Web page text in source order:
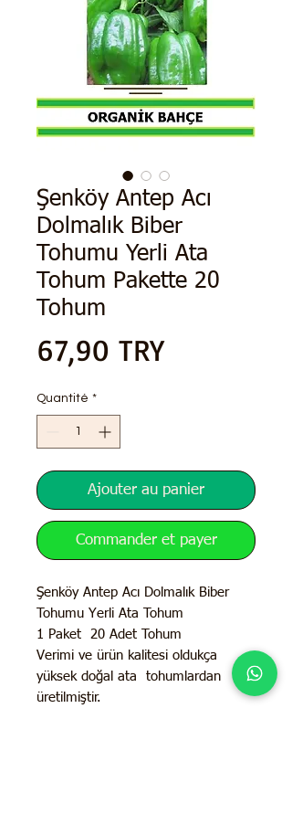
Şenköy Antep Acı
Dolmalık Biber
Tohumu Yerli Ata
Tohum Pakette 20
Tohum
67,90 TRYPrix
Quantité *
Ajouter au panier
Commander et payer
Şenköy Antep Acı Dolmalık Biber
Tohumu Yerli Ata Tohum
1 Paket 20 Adet Tohum
Verimi ve ürün kalitesi oldukça
yüksek doğal ata tohumlardan
üretilmiştir.